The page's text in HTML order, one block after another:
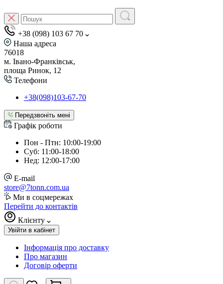
+38 (098) 103 67 70
Наша адреса
76018
м. Івано-Франківськ,
площа Ринок, 12
Телефони
+38(098)103-67-70
Передзвоніть мені
Графік роботи
Пон - Птн: 10:00-19:00
Суб: 11:00-18:00
Нед: 12:00-17:00
E-mail
store@7tonn.com.ua
Ми в соцмережах
Перейти до контактів
Клієнту
Увійти в кабінет
Інформація про доставку
Про магазин
Договір оферти